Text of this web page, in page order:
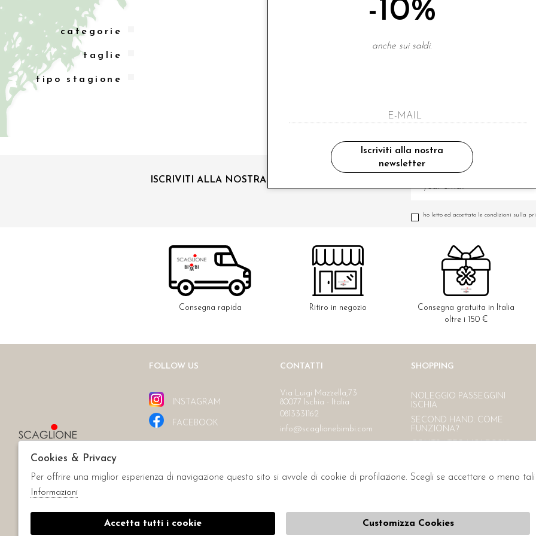
categorie
taglie
tipo stagione
ISCRIVITI ALLA NOSTRA NEWSLETTER
ho letto ed accettato le condizioni sulla
Consegna rapida Ritiro in negozio
Consegna gratuita in Italia
oltre i 150 €
FOLLOW US
INSTAGRAM
FACEBOOK
CONTATTI
Via Luigi Mazzella,73
80077 Ischia - Italia
0813331162
info@scaglionebimbi.com
SHOPPING
NOLEGGIO PASSEGGINI
ISCHIA
SECOND HAND. COME
FUNZIONA?
CONTATTI
L'AZIENDA
-10%
anche sui saldi.
Iscriviti alla nostra
newsletter
Cookies & Privacy
Per offrire una miglior esperienza di navigazione questo sito si avvale di cookie di profilazione. Scegli se accettare o meno
Informazioni
Accetta tutti i cookie Customizza Cookies